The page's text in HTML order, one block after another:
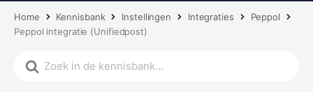
Home Kennisbank Instellingen Integraties
Peppol
Peppol integratie (Unifiedpost)